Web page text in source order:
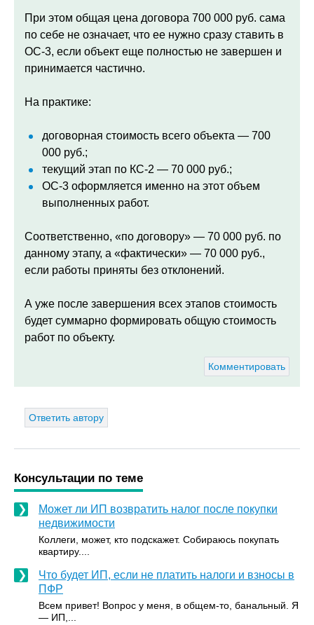
При этом общая цена договора 700 000 руб. сама
по себе не означает, что ее нужно сразу ставить в
ОС-3, если объект еще полностью не завершен и
принимается частично.
На практике:
договорная стоимость всего объекта — 700
000 руб.;
текущий этап по КС-2 — 70 000 руб.;
ОС-3 оформляется именно на этот объем
выполненных работ.
Соответственно, «по договору» — 70 000 руб. по
данному этапу, а «фактически» — 70 000 руб.,
если работы приняты без отклонений.
А уже после завершения всех этапов стоимость
будет суммарно формировать общую стоимость
работ по объекту.
Комментировать
Ответить автору
Консультации по теме
Может ли ИП возвратить налог после покупки
недвижимости
Коллеги, может, кто подскажет. Собираюсь покупать
квартиру....
Что будет ИП, если не платить налоги и взносы в
ПФР
Всем привет! Вопрос у меня, в общем-то, банальный. Я
— ИП,...